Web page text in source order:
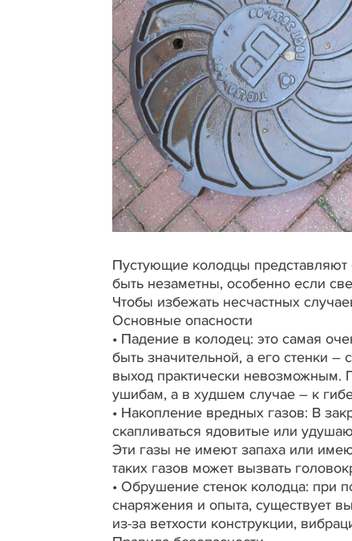
Пустующие колодцы
быть незаметны, особенно если
Чтобы избежать несчастных
Основные опасности
• Падение в колодец: это самая
быть значительной, а его стенки
выход практически невозможным.
ушибам, а в худшем случае – к
• Накопление вредных газов: В
скапливаться ядовитые или
Эти газы не имеют запаха или
таких газов может вызвать
• Обрушение стенок колодца: при
снаряжения и опыта, существует
из-за ветхости конструкции,